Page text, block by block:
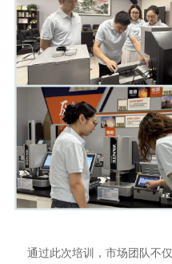
通过此次培训，市场团队不